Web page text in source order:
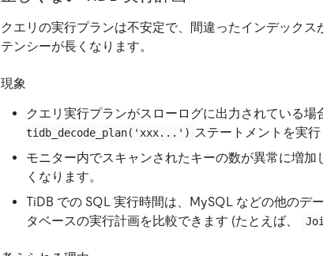
クエリの実行プランは不安定で、間違ったインデック
テンシーが長くなります。
現象
クエリ実行プランがスローログに出力されている場
tidb_decode_plan('xxx...') ステートメントを実
モニター内でスキャンされたキーの数が異常に増加
くなります。
TiDB での SQL 実行時間は、MySQL などの他のデ
タベースの実行計画を比較できます (たとえば、